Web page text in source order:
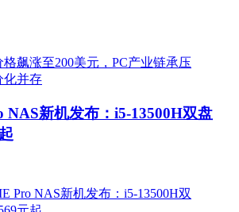
NAS新机发布：i5-13500H双盘